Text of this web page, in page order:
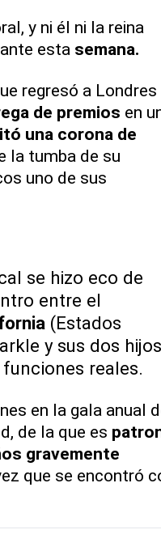
y ni él ni la reina
esta semana.
regresó a Londres
de premios en
una corona de
la tumba de su
uno de sus
se hizo eco de
entre el
(Estados
y sus dos hijos
reales.
en la gala anual
de la que es
gravemente
que se encontró